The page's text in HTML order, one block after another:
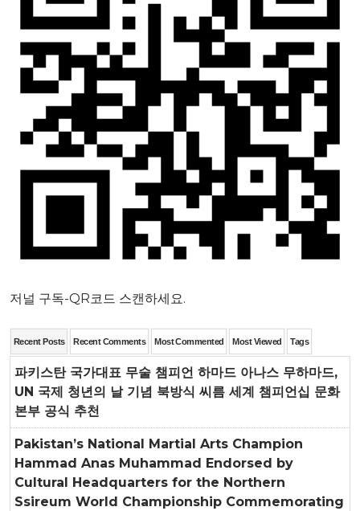
저널 구독-QR코드 스캔하세요.
Recent Posts Recent Comments Most Commented Most Viewed Tags
파키스탄 국가대표 무술 챔피언 하마드 아나스 무하마드,
UN 국제 청년의 날 기념 북방식 씨름 세계 챔피언십 문화
본부 공식 추천
Pakistan’s National Martial Arts Champion
Hammad Anas Muhammad Endorsed by
Cultural Headquarters for the Northern
Ssireum World Championship Commemorating